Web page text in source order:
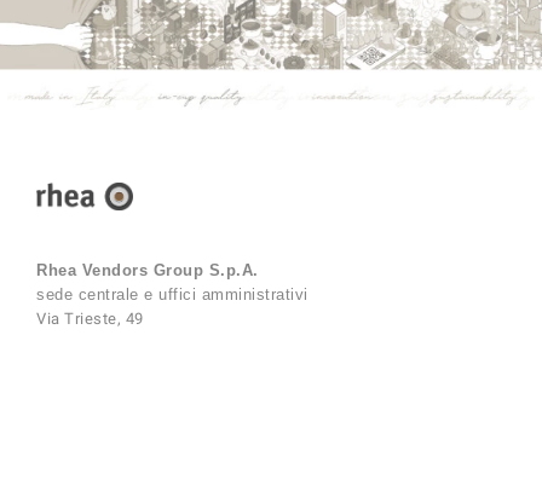
Rhea Vendors Group S.p.A.
sede centrale e uffici amministrativi
Via Trieste, 49